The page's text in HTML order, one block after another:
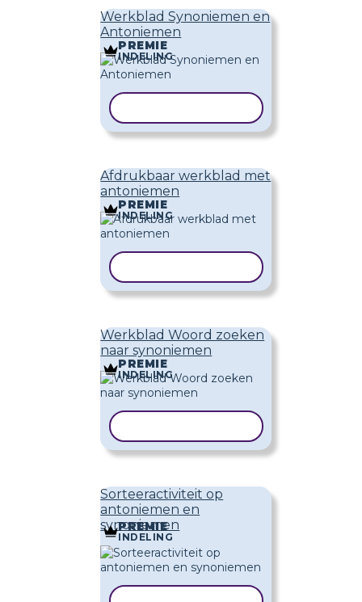
Werkblad Synoniemen en
Antoniemen
PREMIE
INDELING
Afdrukbaar werkblad met
antoniemen
PREMIE
INDELING
Werkblad Woord zoeken
naar synoniemen
PREMIE
INDELING
Sorteeractiviteit op
antoniemen en
synoniemen
PREMIE
INDELING